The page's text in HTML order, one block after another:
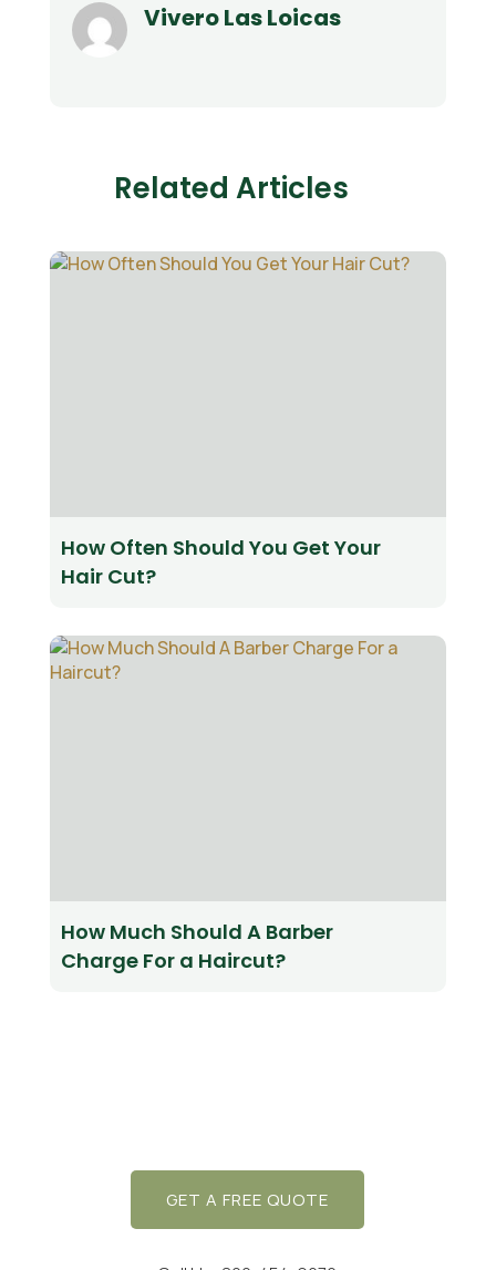
Vivero Las Loicas
Related Articles
How Often Should You Get Your
Hair Cut?
How Much Should A Barber
Charge For a Haircut?
GET A FREE QUOTE